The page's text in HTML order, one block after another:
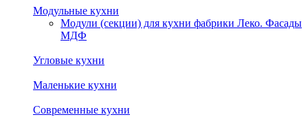
Модульные кухни
Модули (секции) для кухни фабрики Леко. Фасады
МДФ
Угловые кухни
Маленькие кухни
Современные кухни